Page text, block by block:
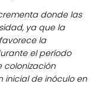
donde las
ya que la
la
el período
colonización
inicial de inóculo en